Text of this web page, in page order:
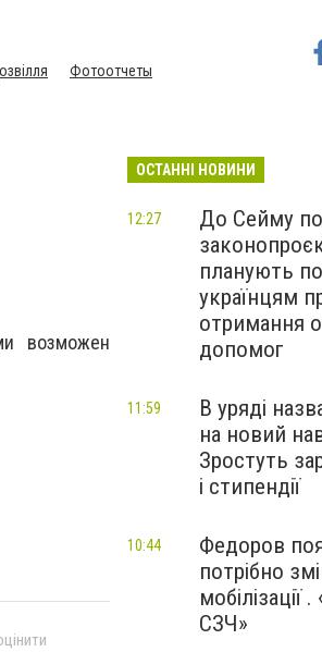
Фотоотчеты
возможен
ОСТАННІ НОВИНИ
До Сейму
планують
українцям
отримання
допомог
12:27
В уряді
на новий
Зростуть
і стипендії
11:59
Федоров
потрібно
мобілізації
СЗЧ»
10:44